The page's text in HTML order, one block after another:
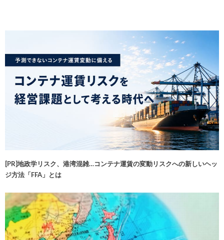
[PR]地政学リスク、港湾混雑…コンテナ運賃の変動リスクへの新しいヘッ
ジ方法「FFA」とは